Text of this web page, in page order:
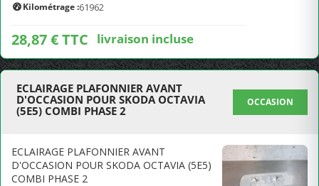
Kilométrage :61962
28,87 € TTC livraison incluse
ECLAIRAGE PLAFONNIER AVANT
D'OCCASION POUR SKODA OCTAVIA
(5E5) COMBI PHASE 2
OCCASION
ECLAIRAGE PLAFONNIER AVANT
D'OCCASION POUR SKODA OCTAVIA (5E5)
COMBI PHASE 2